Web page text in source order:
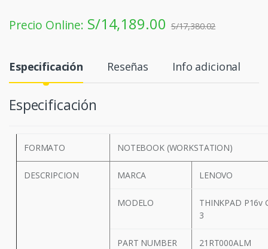
Precio Online: S/14,189.00 S/17,380.02
Especificación Reseñas Info adicional
Especificación
FORMATO NOTEBOOK (WORKSTATION)
DESCRIPCION MARCA LENOVO
MODELO
THINKPAD P16v
3
PART NUMBER 21RT000ALM